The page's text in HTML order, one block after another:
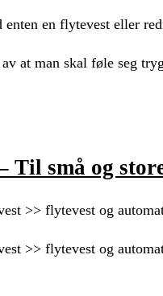
en flytevest eller
at man skal føle seg
Til små og
>> flytevest og
>> flytevest og